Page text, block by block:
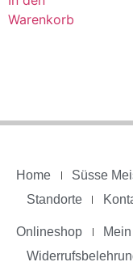
Warenkorb
Home Süsse
Standorte
Onlineshop